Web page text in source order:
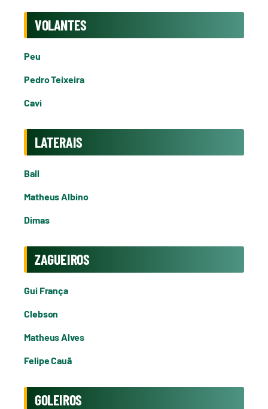
VOLANTES
Peu
Pedro Teixeira
Cavi
LATERAIS
Ball
Matheus Albino
Dimas
ZAGUEIROS
Gui França
Clebson
Matheus Alves
Felipe Cauã
GOLEIROS